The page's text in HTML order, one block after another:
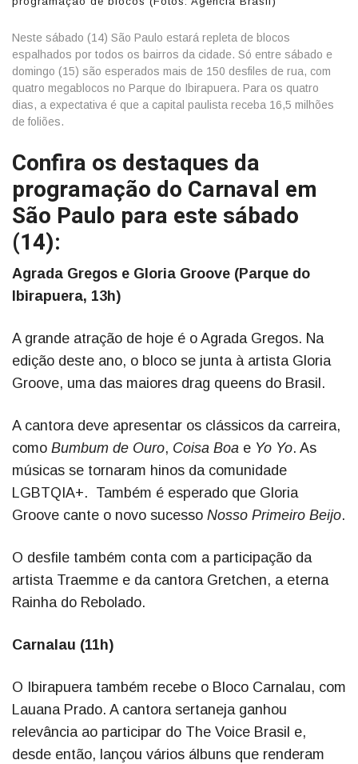
Neste sábado (14) São Paulo estará repleta de blocos
espalhados por todos os bairros da cidade. Só entre sábado e
domingo (15) são esperados mais de 150 desfiles de rua, com
quatro megablocos no Parque do Ibirapuera. Para os quatro
dias, a expectativa é que a capital paulista receba 16,5 milhões
de foliões.
Confira os destaques da
programação do Carnaval em
São Paulo para este sábado
(14):
Agrada Gregos e Gloria Groove (Parque do
Ibirapuera, 13h)
A grande atração de hoje é o Agrada Gregos. Na
edição deste ano, o bloco se junta à artista Gloria
Groove, uma das maiores drag queens do Brasil.
A cantora deve apresentar os clássicos da carreira,
como Bumbum de Ouro, Coisa Boa e Yo Yo. As
músicas se tornaram hinos da comunidade
LGBTQIA+. Também é esperado que Gloria
Groove cante o novo sucesso Nosso Primeiro Beijo.
O desfile também conta com a participação da
artista Traemme e da cantora Gretchen, a eterna
Rainha do Rebolado.
Carnalau (11h)
O Ibirapuera também recebe o Bloco Carnalau, com
Lauana Prado. A cantora sertaneja ganhou
relevância ao participar do The Voice Brasil e,
desde então, lançou vários álbuns que renderam